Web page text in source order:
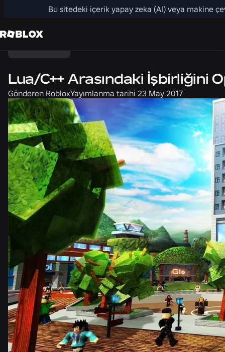
Bu sitedeki içerik yapay zeka (AI) veya makine
Lua/C++ Arasındaki İşbirliğini
Gönderen RobloxYayımlanma tarihi 23 May 2017